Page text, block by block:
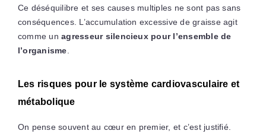
Ce déséquilibre et ses causes multiples ne sont pas sans
conséquences. L’accumulation excessive de graisse agit
comme unagresseur silencieux pour l’ensemble de
l’organisme
Les risques pour le système cardiovasculaire et
métabolique
On pense souvent au cœur en premier, et c’est justifié.